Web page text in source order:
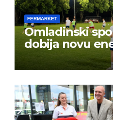
FERMARKET
Omladinski
dobija novu